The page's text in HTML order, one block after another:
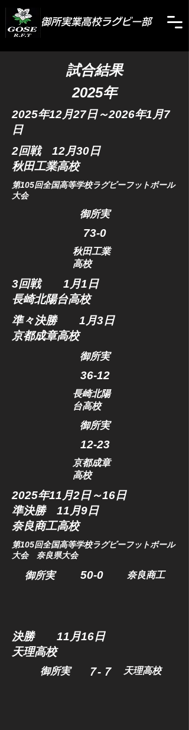
御所実業高校ラグビー部
​試合結果
2025年
2025年12月27日～2026年1月7
日
2回戦 12月30日
​秋田工業高校
第105回全国高等学校ラグビーフットボール
大会
​御所実
​73-0
秋田工業
高校
3回戦 1月1日​
長崎北陽台高校
準々決勝 1月3日​
京都成章高校
​御所実
36-12
長崎北陽
台高校
​御所実
12-23
京都成章
高校
2025年11 月2日～16日
準決勝 11月9日
​奈良商工高校
第105回全国高等学校ラグビーフットボール
大会 奈良県大会
​御所実 ​50-0 奈良商工
決勝 11月16日​
天理高校
​御所実 ７-７ ​天理高校